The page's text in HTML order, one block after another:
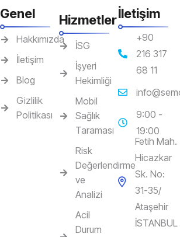
Genel
Hakkımızda
İletişim
Blog
Gizlilik
Politikası
Hizmetler
İSG
İşyeri
Hekimliği
Mobil
Sağlık
Taraması
Risk
Değerlendirme
ve
Analizi
Acil
Durum
İletişim
+90
216 317
68 11
9:00 -
19:00
Fetih Mah.
Hicazkar
Sk. No:
31-35/
Ataşehir
İSTANBUL